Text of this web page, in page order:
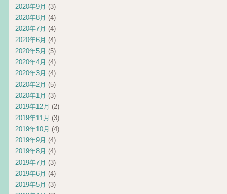
2020年9月 (3)
2020年8月 (4)
2020年7月 (4)
2020年6月 (4)
2020年5月 (5)
2020年4月 (4)
2020年3月 (4)
2020年2月 (5)
2020年1月 (3)
2019年12月 (2)
2019年11月 (3)
2019年10月 (4)
2019年9月 (4)
2019年8月 (4)
2019年7月 (3)
2019年6月 (4)
2019年5月 (3)